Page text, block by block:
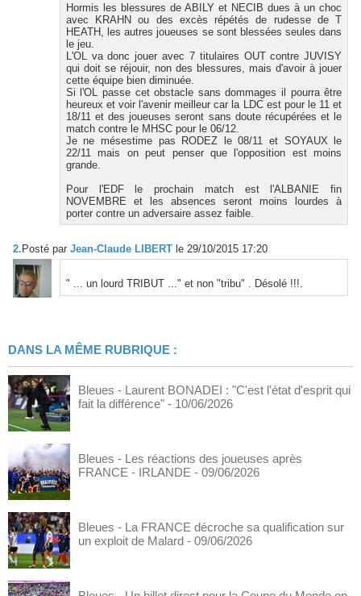
Hormis les blessures de ABILY et NECIB dues à un choc
avec KRAHN ou des excès répétés de rudesse de T
HEATH, les autres joueuses se sont blessées seules dans
le jeu.
L'OL va donc jouer avec 7 titulaires OUT contre JUVISY
qui doit se réjouir, non des blessures, mais d'avoir à jouer
cette équipe bien diminuée.
Si l'OL passe cet obstacle sans dommages il pourra être
heureux et voir l'avenir meilleur car la LDC est pour le 11 et
18/11 et des joueuses seront sans doute récupérées et le
match contre le MHSC pour le 06/12.
Je ne mésestime pas RODEZ le 08/11 et SOYAUX le
22/11 mais on peut penser que l'opposition est moins
grande.
Pour l'EDF le prochain match est l'ALBANIE fin
NOVEMBRE et les absences seront moins lourdes à
porter contre un adversaire assez faible.
2. Posté par Jean-Claude LIBERT le 29/10/2015 17:20
" ... un lourd TRIBUT ..." et non "tribu" . Désolé !!!.
DANS LA MÊME RUBRIQUE :
Bleues - Laurent BONADEI : "C'est l'état d'esprit qui
fait la différence" - 10/06/2026
Bleues - Les réactions des joueuses après
FRANCE - IRLANDE - 09/06/2026
Bleues - La FRANCE décroche sa qualification sur
un exploit de Malard - 09/06/2026